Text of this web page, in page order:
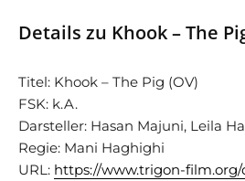
Details zu Khook – The
Titel: Khook – The Pig (OV)
FSK: k.A.
Darsteller: Hasan Majuni, Leila
Regie: Mani Haghighi
URL: https://www.trigon-